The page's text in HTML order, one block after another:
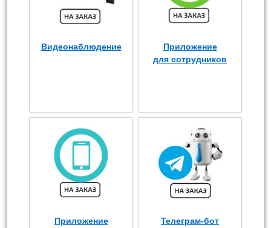
Видеонаблюдение
Приложение
для сотрудников
Приложение
Телеграм-бот